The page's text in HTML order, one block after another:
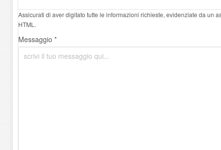
Assicurati di aver digitato tutte le informazioni richieste, evidenziate da un
HTML.
Messaggio *